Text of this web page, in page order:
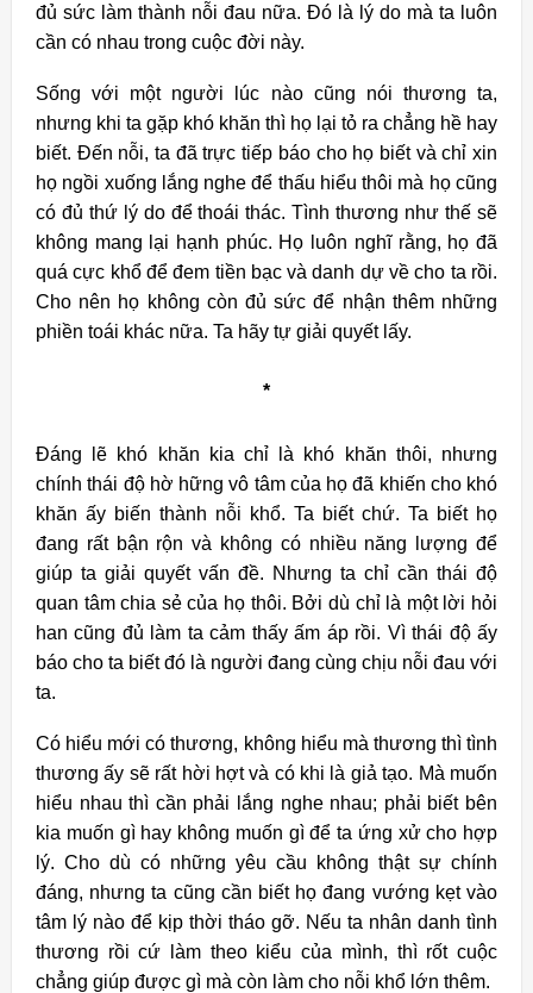
đủ sức làm thành nỗi đau nữa. Đó là lý do mà ta luôn
cần có nhau trong cuộc đời này.
Sống với một người lúc nào cũng nói thương ta,
nhưng khi ta gặp khó khăn thì họ lại tỏ ra chẳng hề hay
biết. Đến nỗi, ta đã trực tiếp báo cho họ biết và chỉ xin
họ ngồi xuống lắng nghe để thấu hiểu thôi mà họ cũng
có đủ thứ lý do để thoái thác. Tình thương như thế sẽ
không mang lại hạnh phúc. Họ luôn nghĩ rằng, họ đã
quá cực khổ để đem tiền bạc và danh dự về cho ta rồi.
Cho nên họ không còn đủ sức để nhận thêm những
phiền toái khác nữa. Ta hãy tự giải quyết lấy.
*
Đáng lẽ khó khăn kia chỉ là khó khăn thôi, nhưng
chính thái độ hờ hững vô tâm của họ đã khiến cho khó
khăn ấy biến thành nỗi khổ. Ta biết chứ. Ta biết họ
đang rất bận rộn và không có nhiều năng lượng để
giúp ta giải quyết vấn đề. Nhưng ta chỉ cần thái độ
quan tâm chia sẻ của họ thôi. Bởi dù chỉ là một lời hỏi
han cũng đủ làm ta cảm thấy ấm áp rồi. Vì thái độ ấy
báo cho ta biết đó là người đang cùng chịu nỗi đau với
ta.
Có hiểu mới có thương, không hiểu mà thương thì tình
thương ấy sẽ rất hời hợt và có khi là giả tạo. Mà muốn
hiểu nhau thì cần phải lắng nghe nhau; phải biết bên
kia muốn gì hay không muốn gì để ta ứng xử cho hợp
lý. Cho dù có những yêu cầu không thật sự chính
đáng, nhưng ta cũng cần biết họ đang vướng kẹt vào
tâm lý nào để kịp thời tháo gỡ. Nếu ta nhân danh tình
thương rồi cứ làm theo kiểu của mình, thì rốt cuộc
chẳng giúp được gì mà còn làm cho nỗi khổ lớn thêm.